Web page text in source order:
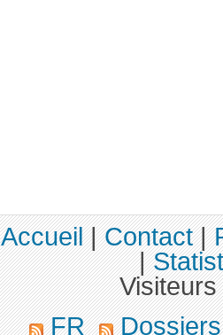
Accueil|Contact|
|
FR